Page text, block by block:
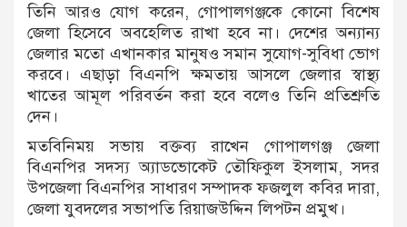
তিনি আরও যোগ করেন, গোপালগঞ্জকে কোনো বিশেষ
জেলা হিসেবে অবহেলিত রাখা হবে না। দেশের অন্যান্য
জেলার মতো এখানকার মানুষও সমান সুযোগ-সুবিধা ভোগ
করবে। এছাড়া বিএনপি ক্ষমতায় আসলে জেলার স্বাস্থ্য
খাতের আমূল পরিবর্তন করা হবে বলেও তিনি প্রতিশ্রুতি
দেন।
মতবিনিময় সভায় বক্তব্য রাখেন গোপালগঞ্জ জেলা
বিএনপির সদস্য অ্যাডভোকেট তৌফিকুল ইসলাম, সদর
উপজেলা বিএনপির সাধারণ সম্পাদক ফজলুল কবির দারা,
জেলা যুবদলের সভাপতি রিয়াজউদ্দিন লিপটন প্রমুখ।